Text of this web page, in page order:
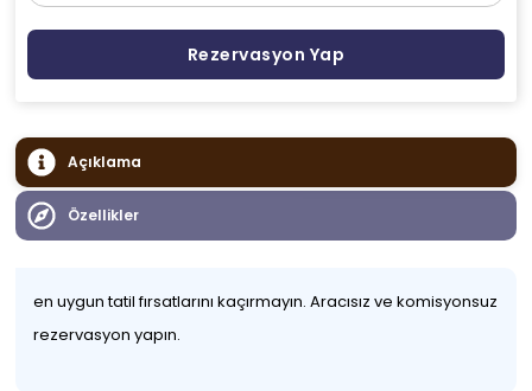
Rezervasyon Yap
Açıklama
Özellikler
en uygun tatil fırsatlarını kaçırmayın. Aracısız ve komisyonsuz
rezervasyon yapın.